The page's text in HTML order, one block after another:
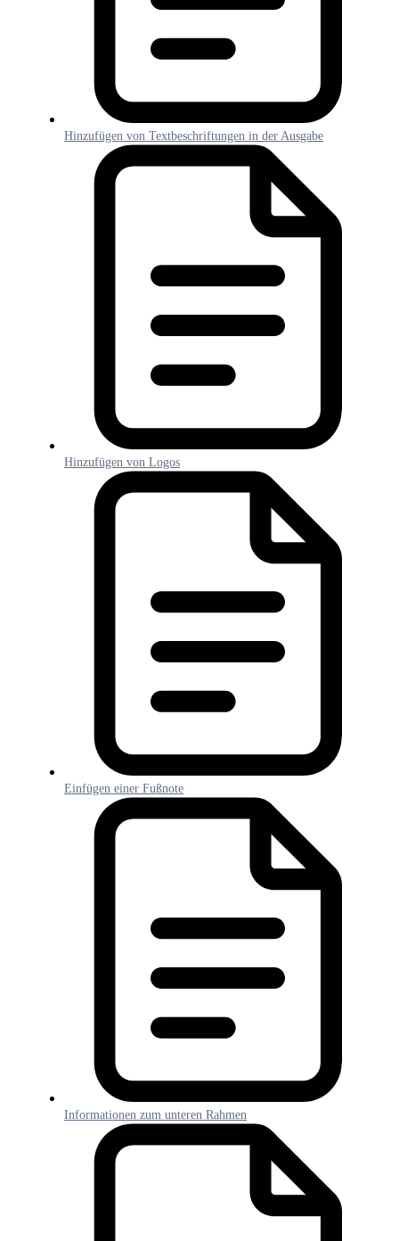
Hinzufügen von Textbeschriftungen in der Ausgabe
Hinzufügen von Logos
Einfügen einer Fußnote
Informationen zum unteren Rahmen